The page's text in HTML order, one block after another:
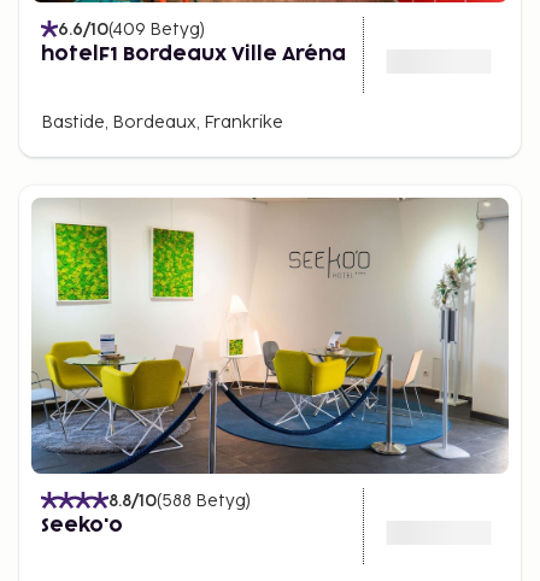
6.6/10(409 Betyg)
hotelF1 Bordeaux Ville Aréna
Bastide, Bordeaux, Frankrike
8.8/10(588 Betyg)
Seeko'o